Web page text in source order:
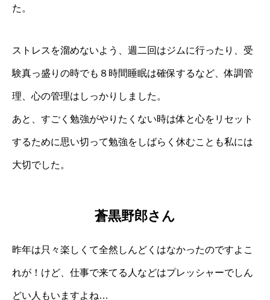
た。
ストレスを溜めないよう、週二回はジムに行ったり、受
験真っ盛りの時でも８時間睡眠は確保するなど、体調管
理、心の管理はしっかりしました。
あと、すごく勉強がやりたくない時は体と心をリセット
するために思い切って勉強をしばらく休むことも私には
大切でした。
蒼黒野郎さん
昨年は只々楽しくて全然しんどくはなかったのですよこ
れが！けど、仕事で来てる人などはプレッシャーでしん
どい人もいますよね…